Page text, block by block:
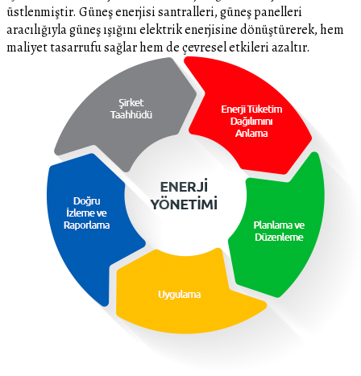
üstlenmiştir. Güneş enerjisi santralleri, güneş panelleri
aracılığıyla güneş ışığını elektrik enerjisine dönüştürerek, hem
maliyet tasarrufu sağlar hem de çevresel etkileri azaltır.